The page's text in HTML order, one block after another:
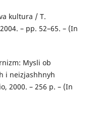
kultura / T.
– pp. 52–65. – (In
Mysli ob
i neizjashhnyh
2000. – 256 p. – (In